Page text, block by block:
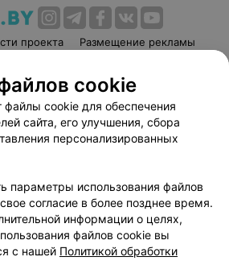
проекта
Размещение рекламы
соглашение
Способы оплаты
Партнеры
руководителю 103.by
персональных данных
cookie
файлы cookie для обеспечения
сайта, его улучшения, сбора
персонализированных
параметры использования файлов
согласие в более позднее время.
информации о целях,
файлов cookie вы
с нашей Политикой обработки